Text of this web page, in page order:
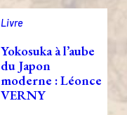
Livre
Yokosuka à l’aube
du Japon
moderne : Léonce
VERNY